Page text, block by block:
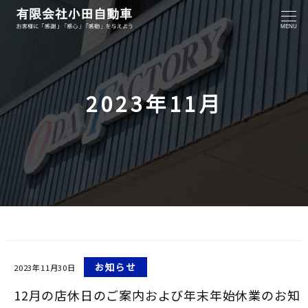
MENU
2023年11月
12月の店休日のご案内および年末年始休業のお知
2023年11月30日 お知らせ